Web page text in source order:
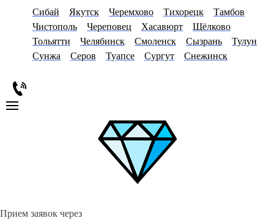
Сибай Якутск Черемхово Тихорецк
Тамбов
Чистополь
Череповец Хасавюрт
Щёлково
Тольятти
Челябинск Смоленск Сызрань
Тулун
Сунжа
Серов Туапсе Сургут Снежинск
Прием заявок через